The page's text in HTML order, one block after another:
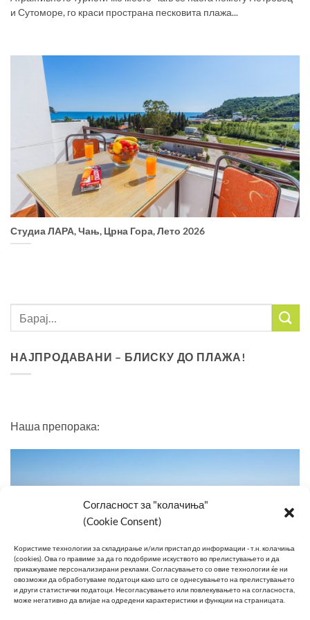
Согласност за "колачиња"
(Cookie Consent)
Kористиме технологии за складирање и/или пристап до информации - т.н. колачиња
(cookies).Ова го правиме за да го подобриме искуството во прелистувањето и да
прикажуваме персонализирани реклами.Согласувањето со овие технологии ќе ни
овозможи да обработуваме податоци како што се однесувањето на прелистувањето
и други статистички податоци.Несогласувањето или повлекувањето на согласноста,
може негативно да влијае на одредени карактеристики и функции на страницата.
и Сутоморе, го краси пространа песковита плажа...
Студиа ЛАРА, Чањ, Црна Гора, Лето 2026
НАЈПРОДАВАНИ – БЛИСКУ ДО ПЛАЖА!
Наша препорака: